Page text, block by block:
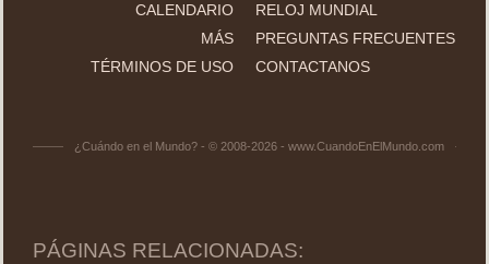
CALENDARIO
RELOJ MUNDIAL
MÁS
PREGUNTAS FRECUENTES
TÉRMINOS DE USO
CONTACTANOS
¿Cuándo en el Mundo? - © 2008-2026 - www.CuandoEnElMundo.com
PÁGINAS RELACIONADAS: